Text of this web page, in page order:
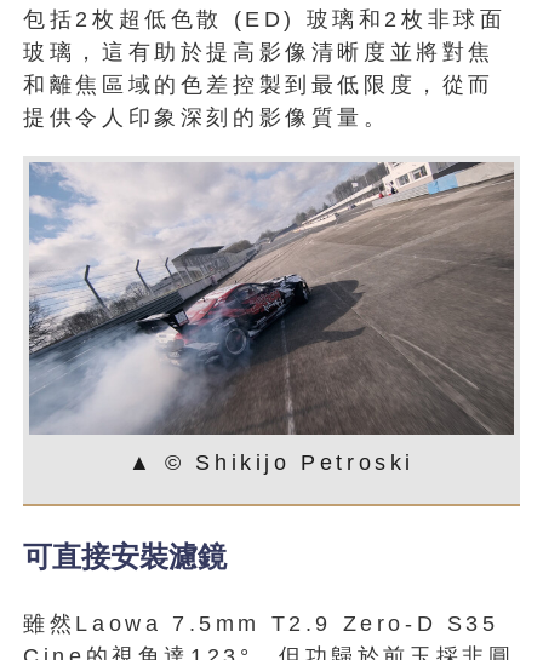
包括2枚超低色散 (ED) 玻璃和2枚非球面
玻璃，這有助於提高影像清晰度並將對焦
和離焦區域的色差控製到最低限度，從而
提供令人印象深刻的影像質量。
▲ © Shikijo Petroski
可直接安裝濾鏡
雖然Laowa 7.5mm T2.9 Zero-D S35